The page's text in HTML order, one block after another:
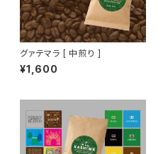
グァテマラ [ 中煎り ]
¥1,600